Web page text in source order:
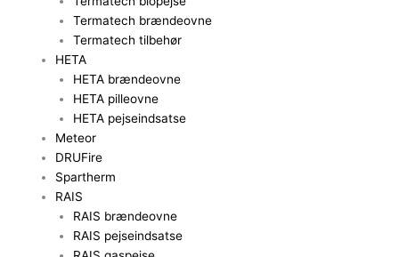
Termatech brændeovne
Termatech tilbehør
HETA
HETA brændeovne
HETA pilleovne
HETA pejseindsatse
Meteor
DRUFire
Spartherm
RAIS
RAIS brændeovne
RAIS pejseindsatse